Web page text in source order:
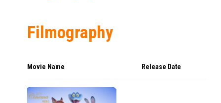
Filmography
Movie Name Release Date